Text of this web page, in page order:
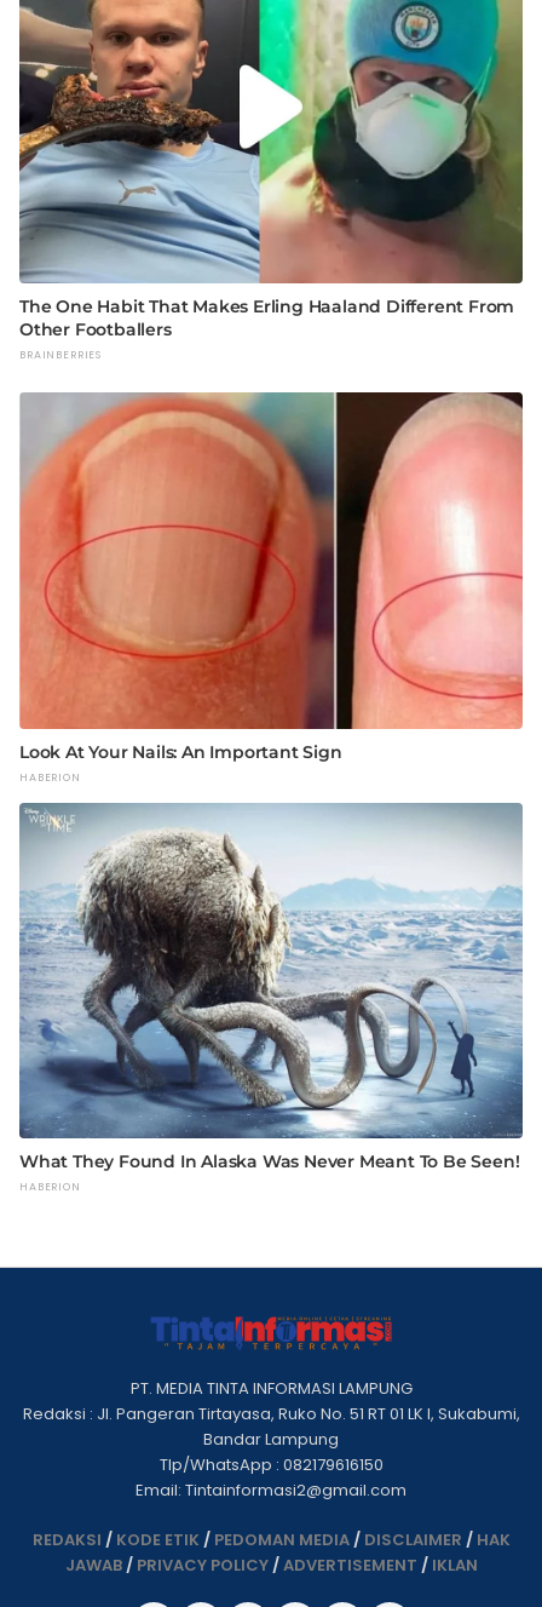
PT. MEDIA TINTA INFORMASI LAMPUNG
Redaksi : Jl. Pangeran Tirtayasa, Ruko No. 51 RT 01 LK I, Sukabumi,
Bandar Lampung
Tlp/WhatsApp : 082179616150
Email: Tintainformasi2@gmail.com
REDAKSI / KODE ETIK / PEDOMAN MEDIA/ DISCLAIMER / HAK
JAWAB/ PRIVACY POLICY/ADVERTISEMENT / IKLAN